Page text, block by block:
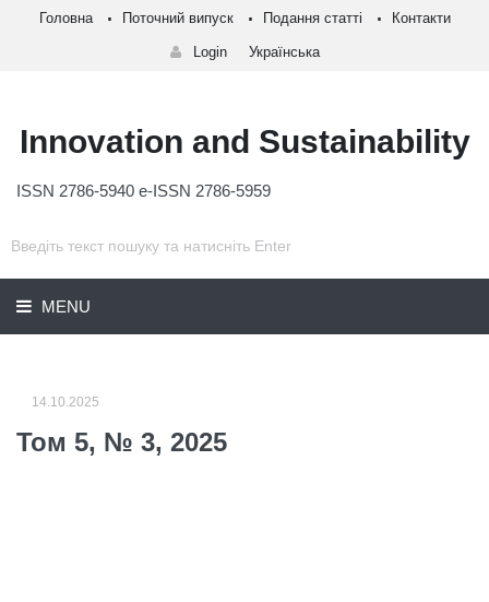
Головна Поточний випуск Подання статті Контакти
Login Українська
Innovation and Sustainability
ISSN 2786-5940 e-ISSN 2786-5959
MENU
14.10.2025
Том 5, № 3, 2025